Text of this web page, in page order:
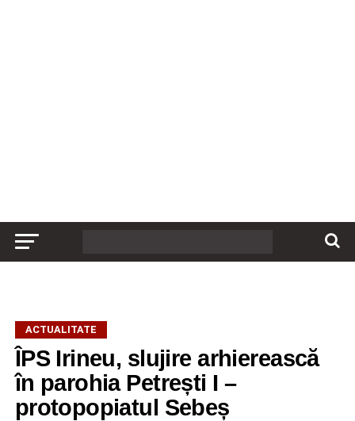
ACTUALITATE
ÎPS Irineu, slujire arhierească
în parohia Petrești I –
protopopiatul Sebeș